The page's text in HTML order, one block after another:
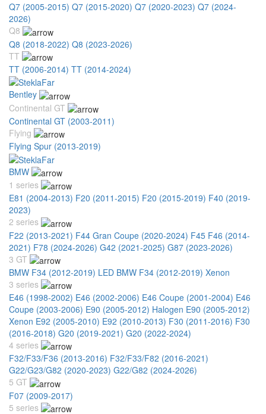
Q7 (2005-2015) Q7 (2015-2020) Q7 (2020-2023) Q7 (2024-
2026)
Q8
Q8 (2018-2022) Q8 (2023-2026)
TT
TT (2006-2014) TT (2014-2024)
Bentley
Continental GT
Continental GT (2003-2011)
Flying
Flying Spur (2013-2019)
BMW
1 series
E81 (2004-2013) F20 (2011-2015) F20 (2015-2019) F40 (2019-
2023)
2 series
F22 (2013-2021) F44 Gran Coupe (2020-2024) F45 F46 (2014-
2021) F78 (2024-2026) G42 (2021-2025) G87 (2023-2026)
3 GT
BMW F34 (2012-2019) LED BMW F34 (2012-2019) Xenon
3 series
E46 (1998-2002) E46 (2002-2006) E46 Coupe (2001-2004) E46
Coupe (2003-2006) E90 (2005-2012) Halogen E90 (2005-2012)
Xenon E92 (2005-2010) E92 (2010-2013) F30 (2011-2016) F30
(2016-2018) G20 (2019-2021) G20 (2022-2024)
4 series
F32/F33/F36 (2013-2016) F32/F33/F82 (2016-2021)
G22/G23/G82 (2020-2023) G22/G82 (2024-2026)
5 GT
F07 (2009-2017)
5 series